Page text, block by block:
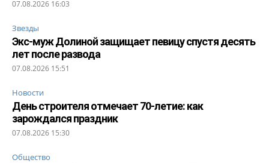
07.08.2026 16:03
Звезды
Экс-муж Долиной защищает певицу спустя десять
лет после развода
07.08.2026 15:51
Новости
День строителя отмечает 70-летие: как
зарождался праздник
07.08.2026 15:30
Общество